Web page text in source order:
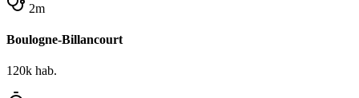
2m
Boulogne-Billancourt
120k hab.